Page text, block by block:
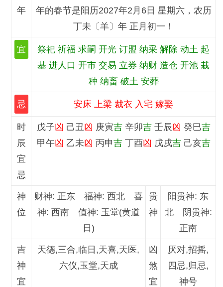
年
年的春节是阳历2027年2月6日 星期六，农历
丁未〔羊〕年 正月初一！
宜
祭祀 祈福 求嗣 开光 订盟 纳采 解除 动土 起
基 进人口 开市 交易 立券 纳财 造仓 开池 栽
种 纳畜 破土 安葬
忌 安床 上梁 裁衣 入宅 嫁娶
时
辰
宜
忌
戊子凶 己丑 凶 庚寅吉辛卯吉壬辰凶 癸巳吉
甲午凶 乙未凶 丙申吉丁酉凶 戊戌吉己亥吉
神
位
财神: 正东 福神: 西北 喜
神: 西南 值神: 玉堂(黄道
日)
贵
神
阳贵神: 东
北 阴贵神:
正南
吉
神
宜
天德,三合,临日,天喜,天医,
六仪,玉堂,天成
凶
煞
宜
厌对,招摇,
四忌,归忌,
神号